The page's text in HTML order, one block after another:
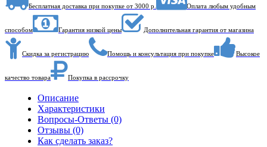
Бесплатная доставка при покупке от 3000 р. Оплата любым удобным
способом Гарантия низкой цены Дополнительная гарантия от магазина
Скидка за регистрацию Помощь и консультация при покупке Высокое
качество товара Покупка в рассрочку
Описание
Характеристики
Вопросы-Ответы (0)
Отзывы (0)
Как сделать заказ?